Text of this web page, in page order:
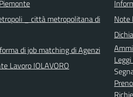
_ città metropolitana di
di job matching di Agenzi
Lavoro IOLAVORO
Note